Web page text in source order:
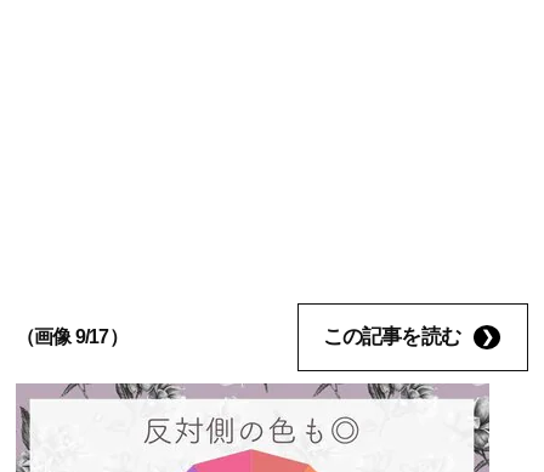
（画像 9/17） この記事を読む